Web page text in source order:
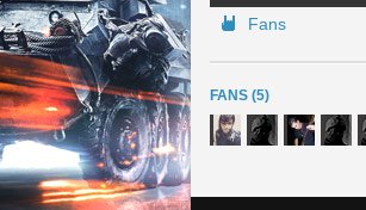
Fans
FANS (5)